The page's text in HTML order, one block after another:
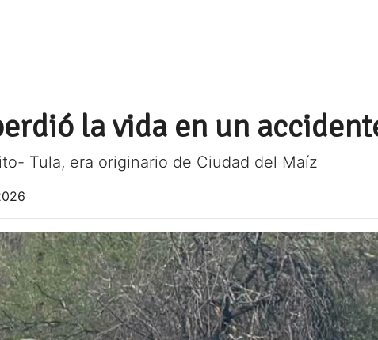
la vida en un
Tula, era originario de Ciudad del Maíz